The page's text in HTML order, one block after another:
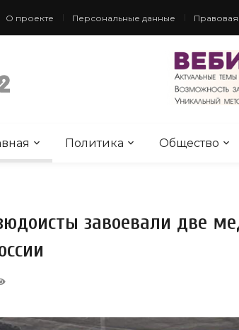
О проекте Персональные данные
Политика Общество
завоевали две